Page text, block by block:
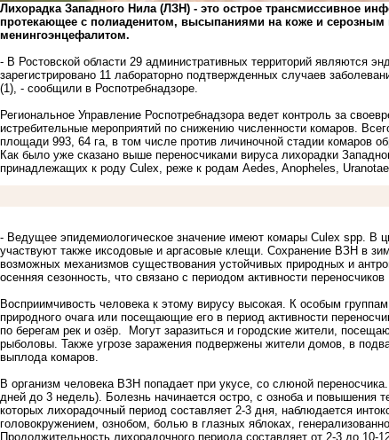
Лихорадка Западного Нила (ЛЗН) - это острое трансмиссивное
протекающее с полиаденитом, высыпаниями на коже и серозным
менингоэнцефалитом.
- В Ростовской области 29 административных территорий являются
зарегистрировано 11 лабораторно подтвержденных случаев
(1), - сообщили в Роспотребнадзоре.
Региональное Управление Роспотребнадзора ведет контроль за
истребительные мероприятий по снижению численности комаров.
площади 993, 64 га, в том числе против личиночной стадии комаров
Как было уже сказано выше переносчиками вируса лихорадки
принадлежащих к роду Culex, реже к родам Aedes, Anopheles,
- Ведущее эпидемиологическое значение имеют комары Culex spp. В
участвуют также иксодовые и аргасовые клещи. Сохранение ВЗН в
возможных механизмов существования устойчивых природных и
осенняя сезонность, что связано с периодом активности
Восприимчивость человека к этому вирусу высокая. К особым
природного очага или посещающие его в период активности
по берегам рек и озёр. Могут заразиться и городские жители,
рыболовы. Также угрозе заражения подвержены жители домов, в
выплода комаров.
В организм человека ВЗН попадает при укусе, со слюной
дней до 3 недель). Болезнь начинается остро, с озноба и повышения
которых лихорадочный период составляет 2-3 дня, наблюдается
головокружением, ознобом, болью в глазных яблоках,
Продолжительность лихорадочного периода составляет от 2-3 до